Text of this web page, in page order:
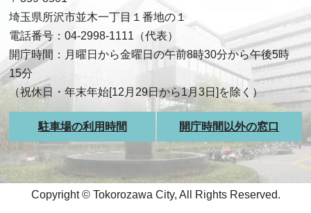
埼玉県所沢市並木一丁目１番地の１
電話番号：04-2998-1111（代表）
開庁時間：月曜日から金曜日の午前8時30分から午後5時
15分
（祝休日・年末年始[12月29日から1月3日]を除く）
駐車場の利用時間 開庁時間以外の窓口
Copyright © Tokorozawa City, All Rights Reserved.